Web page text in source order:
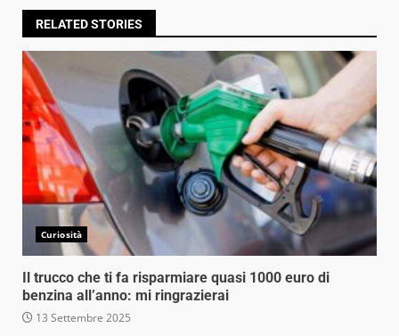
RELATED STORIES
Curiosità
Il trucco che ti fa risparmiare quasi 1000 euro di
benzina all’anno: mi ringrazierai
13 Settembre 2025